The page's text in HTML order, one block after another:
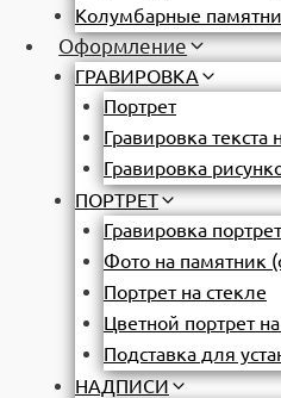
Колумбарные
Оформление
ГРАВИРОВКА
Портрет
Гравировка текста
Гравировка
ПОРТРЕТ
Гравировка
Фото на памятник
Портрет на стекле
Цветной портрет
Подставка для
НАДПИСИ